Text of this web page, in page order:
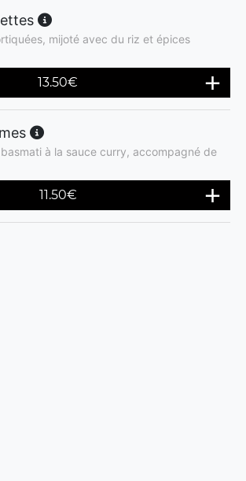
mijoté avec du riz et épices
13.50€
à la sauce curry, accompagné de
11.50€